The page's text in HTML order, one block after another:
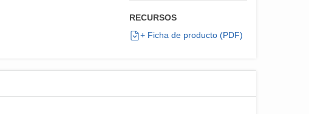
RECURSOS
+ Ficha de producto (PDF)